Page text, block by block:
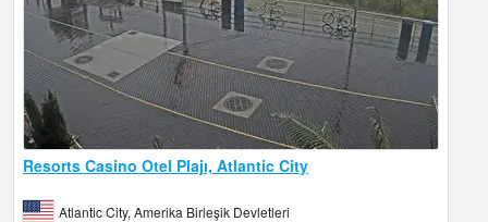
Resorts Casino Otel Plajı, Atlantic City
Atlantic City, Amerika Birleşik Devletleri